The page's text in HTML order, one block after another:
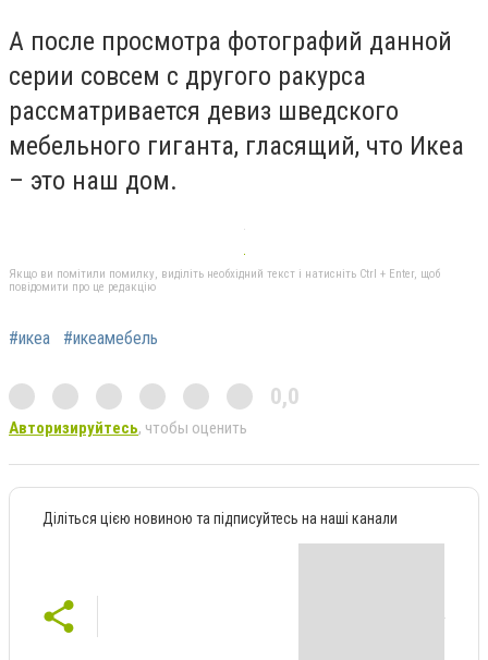
А после просмотра фотографий данной
серии совсем с другого ракурса
рассматривается девиз шведского
мебельного гиганта, гласящий, что Икеа
– это наш дом.
Якщо ви помітили помилку, виділіть необхідний текст і натисніть Ctrl + Enter, щоб
повідомити про це редакцію
#икеа #икеамебель
0,0
Авторизируйтесь, чтобы оценить
Діліться цією новиною та підписуйтесь на наші канали